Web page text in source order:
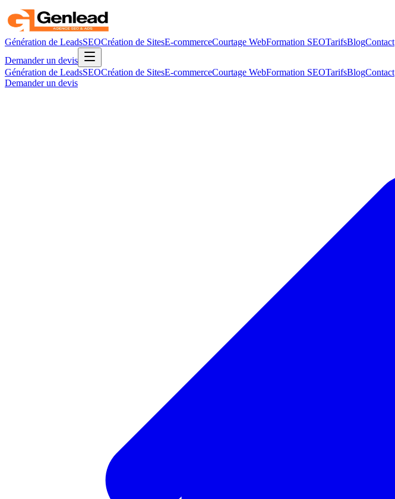
Génération de LeadsSEOCréation de SitesE-commerceCourtage WebFormation SEOTarifsBlogContact
Demander un devis
Génération de LeadsSEOCréation de SitesE-commerceCourtage WebFormation SEOTarifsBlogContact
Demander un devis